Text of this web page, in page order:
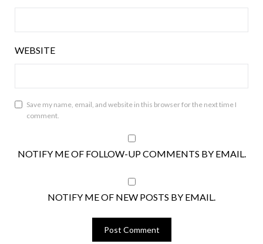
WEBSITE
Save my name, email, and website in this browser for the next time I
comment.
NOTIFY ME OF FOLLOW-UP COMMENTS BY EMAIL.
NOTIFY ME OF NEW POSTS BY EMAIL.